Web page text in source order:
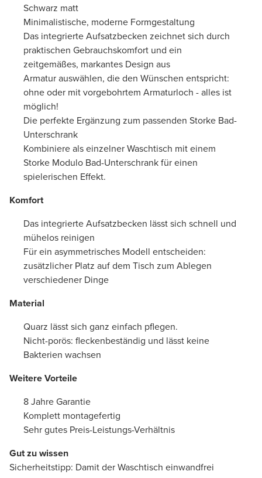
Schwarz matt
Minimalistische, moderne Formgestaltung
Das integrierte Aufsatzbecken zeichnet sich durch
praktischen Gebrauchskomfort und ein
zeitgemäßes, markantes Design aus
Armatur auswählen, die den Wünschen entspricht:
ohne oder mit vorgebohrtem Armaturloch - alles ist
möglich!
Die perfekte Ergänzung zum passenden Storke Bad-
Unterschrank
Kombiniere als einzelner Waschtisch mit einem
Storke Modulo Bad-Unterschrank für einen
spielerischen Effekt.
Komfort
Das integrierte Aufsatzbecken lässt sich schnell und
mühelos reinigen
Für ein asymmetrisches Modell entscheiden:
zusätzlicher Platz auf dem Tisch zum Ablegen
verschiedener Dinge
Material
Quarz lässt sich ganz einfach pflegen.
Nicht-porös: fleckenbeständig und lässt keine
Bakterien wachsen
Weitere Vorteile
8 Jahre Garantie
Komplett montagefertig
Sehr gutes Preis-Leistungs-Verhältnis
Gut zu wissen
Sicherheitstipp: Damit der Waschtisch einwandfrei